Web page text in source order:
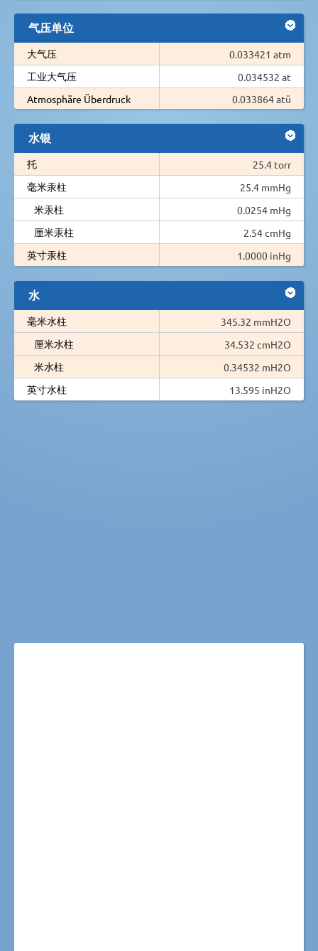
气压单位
大气压
0.033421 atm
工业大气压
0.034532 at
Atmosphäre Überdruck
0.033864 atü
水银
托
25.4 torr
毫米汞柱
25.4 mmHg
米汞柱
0.0254 mHg
厘米汞柱
2.54 cmHg
英寸汞柱
1.0000 inHg
水
毫米水柱
345.32 mmH2O
厘米水柱
34.532 cmH2O
米水柱
0.34532 mH2O
英寸水柱
13.595 inH2O